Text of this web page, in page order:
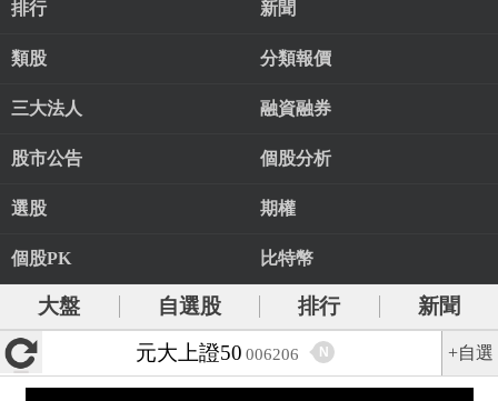
排行 新聞
類股 分類報價
三大法人 融資融券
股市公告 個股分析
選股 期權
個股PK 比特幣
大盤 自選股 排行
新聞
元大上證50 006206 N +自選